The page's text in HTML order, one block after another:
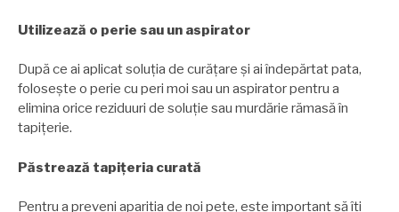
Utilizează o perie sau un aspirator
După ce ai aplicat soluția de curățare și ai îndepărtat pata,
folosește o perie cu peri moi sau un aspirator pentru a
elimina orice reziduuri de soluție sau murdărie rămasă în
tapițerie.
Păstrează tapițeria curată
Pentru a preveni apariția de noi pete, este important să îți